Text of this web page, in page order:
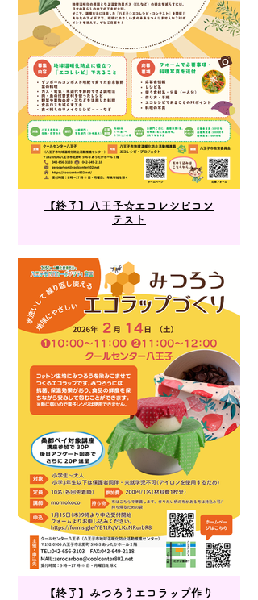
【終了】八王子☆エコレシピコン
テスト
【終了】みつろうエコラップ作り